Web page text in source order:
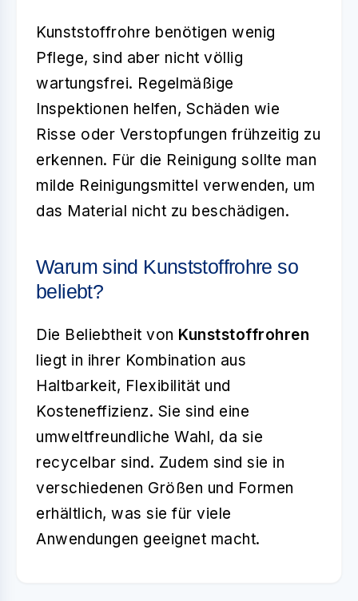
Kunststoffrohre benötigen wenig
Pflege, sind aber nicht völlig
wartungsfrei. Regelmäßige
Inspektionen helfen, Schäden wie
Risse oder Verstopfungen frühzeitig zu
erkennen. Für die Reinigung sollte man
milde Reinigungsmittel verwenden, um
das Material nicht zu beschädigen.
Warum sind Kunststoffrohre so
beliebt?
Die Beliebtheit von Kunststoffrohren
liegt in ihrer Kombination aus
Haltbarkeit, Flexibilität und
Kosteneffizienz. Sie sind eine
umweltfreundliche Wahl, da sie
recycelbar sind. Zudem sind sie in
verschiedenen Größen und Formen
erhältlich, was sie für viele
Anwendungen geeignet macht.